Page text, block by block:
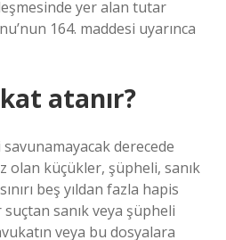
yer alan tutar
164. maddesi uyarınca
atanır?
derecede
olan küçükler, şüpheli, sanık
beş yıldan fazla hapis
sanık veya şüpheli
veya bu dosyalara